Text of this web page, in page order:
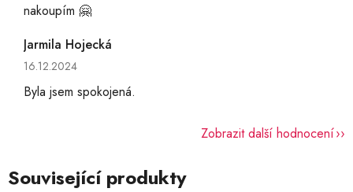
nakoupím 🤗
Jarmila Hojecká
Hodnocení obchodu je 5 z 5 hvězdiček.
16.12.2024
Byla jsem spokojená.
Zobrazit další hodnocení
Související produkty